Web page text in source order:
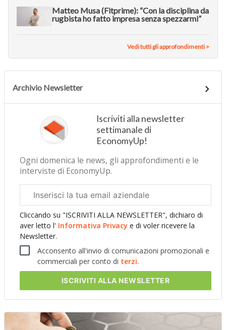
Matteo Musa (Fitprime): “Con la disciplina da
rugbista ho fatto impresa senza spezzarmi”
Vedi tutti gli approfondimenti >
Archivio Newsletter
Iscriviti alla newsletter
settimanale di
EconomyUp!
Ogni domenica le news, gli approfondimenti e le
interviste di EconomyUp.
aziendale
Cliccando su "ISCRIVITI ALLA NEWSLETTER", dichiaro di
aver letto l' Informativa Privacy e di voler ricevere la
Newsletter.
Acconsento all'invio di comunicazioni promozionali e
commerciali per conto di terzi.
ISCRIVITI ALLA NEWSLETTER